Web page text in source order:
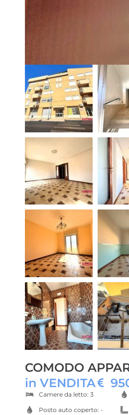
COMODO
in VENDITA
Camere da letto: 3
Posto auto coperto: -